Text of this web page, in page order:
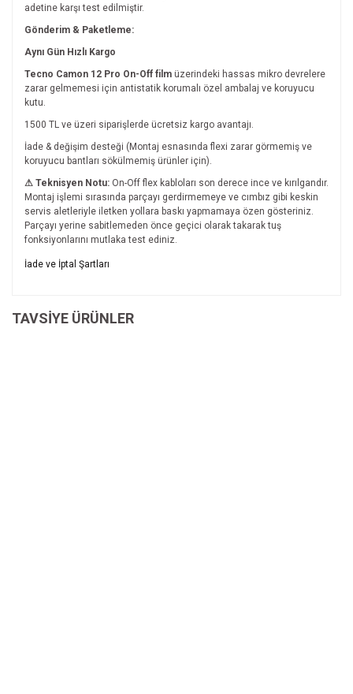
adetine karşı test edilmiştir.
Gönderim & Paketleme:
Aynı Gün Hızlı Kargo
Tecno Camon 12 Pro On-Off film üzerindeki hassas mikro devrelere
zarar gelmemesi için antistatik korumalı özel ambalaj ve koruyucu
kutu.
1500 TL ve üzeri siparişlerde ücretsiz kargo avantajı.
İade & değişim desteği (Montaj esnasında flexi zarar görmemiş ve
koruyucu bantları sökülmemiş ürünler için).
⚠ Teknisyen Notu: On-Off flex kabloları son derece ince ve kırılgandır.
Montaj işlemi sırasında parçayı gerdirmemeye ve cımbız gibi keskin
servis aletleriyle iletken yollara baskı yapmamaya özen gösteriniz.
Parçayı yerine sabitlemeden önce geçici olarak takarak tuş
fonksiyonlarını mutlaka test ediniz.
Bu ürünün fiyat bilgisi, resim, ürün açıklamalarında ve diğer
Görüş ve önerileriniz için teşekkür ederiz.
İade ve İptal Şartları
TAVSİYE ÜRÜNLER